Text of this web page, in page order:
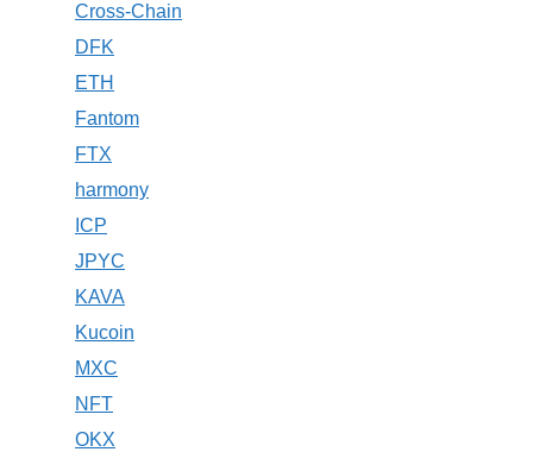
Cross-Chain
DFK
ETH
Fantom
FTX
harmony
ICP
JPYC
KAVA
Kucoin
MXC
NFT
OKX